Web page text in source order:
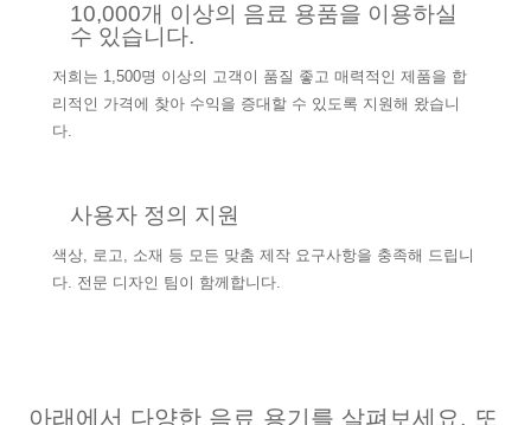
10,000개 이상의 음료 용품을 이용하실
수 있습니다.
저희는 1,500명 이상의 고객이 품질 좋고 매력적인 제품을 합
리적인 가격에 찾아 수익을 증대할 수 있도록 지원해 왔습니
다.
사용자 정의 지원
색상, 로고, 소재 등 모든 맞춤 제작 요구사항을 충족해 드립니
다. 전문 디자인 팀이 함께합니다.
아래에서 다양한 음료 용기를 살펴보세요. 또